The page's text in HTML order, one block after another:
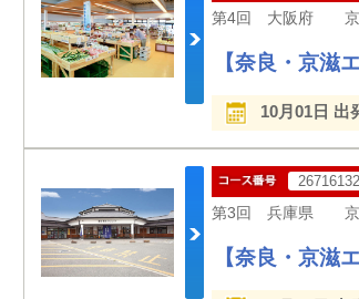
【奈良・京
10月01日 出
【奈良・京